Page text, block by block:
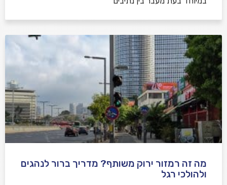
מה זה רמזור ירוק משותף? מדריך ברור לנהגים
ולהולכי רגל